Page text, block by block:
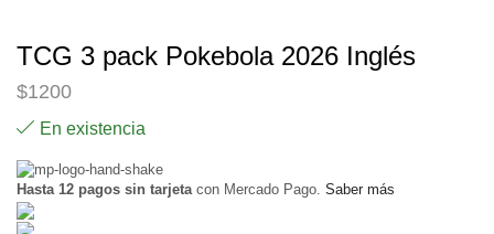
TCG 3 pack Pokebola 2026 Inglés
$1200
En existencia
Hasta 12 pagos sin tarjetacon Mercado Pago. Saber más